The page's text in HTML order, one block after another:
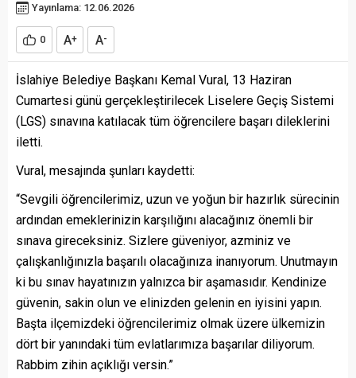
Yayınlama: 12.06.2026
0 A+ A-
İslahiye Belediye Başkanı Kemal Vural, 13 Haziran
Cumartesi günü gerçekleştirilecek Liselere Geçiş Sistemi
(LGS) sınavına katılacak tüm öğrencilere başarı dileklerini
iletti.
Vural, mesajında şunları kaydetti:
“Sevgili öğrencilerimiz, uzun ve yoğun bir hazırlık sürecinin
ardından emeklerinizin karşılığını alacağınız önemli bir
sınava gireceksiniz. Sizlere güveniyor, azminiz ve
çalışkanlığınızla başarılı olacağınıza inanıyorum. Unutmayın
ki bu sınav hayatınızın yalnızca bir aşamasıdır. Kendinize
güvenin, sakin olun ve elinizden gelenin en iyisini yapın.
Başta ilçemizdeki öğrencilerimiz olmak üzere ülkemizin
dört bir yanındaki tüm evlatlarımıza başarılar diliyorum.
Rabbim zihin açıklığı versin.”